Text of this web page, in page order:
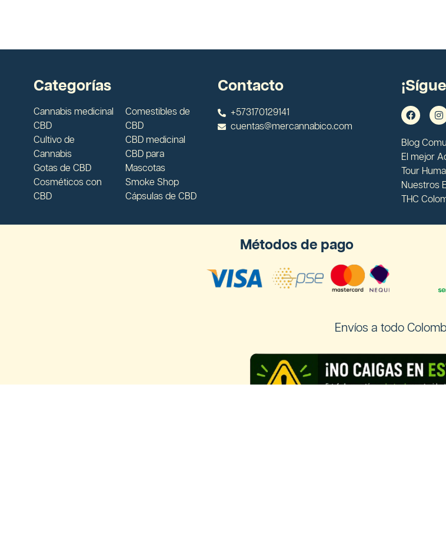
Categorías
Cannabis medicinal
CBD
Cultivo de
Cannabis
Gotas de CBD
Cosméticos con
CBD
Comestibles de
CBD
CBD medicinal
CBD para
Mascotas
Smoke Shop
Cápsulas de CBD
Contacto
+573170129141
cuentas@mercannabico.com
Blog
El mejor
Tour
Nuestros
THC
Métodos de pago
Envíos a todo